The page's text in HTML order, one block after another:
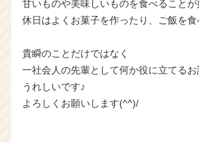
甘いものや美味しいものを食べること
休日はよくお菓子を作ったり、ご飯を
貴瞬のことだけではなく
一社会人の先輩として何か役に立てる
うれしいです♪
よろしくお願いします(^^)/